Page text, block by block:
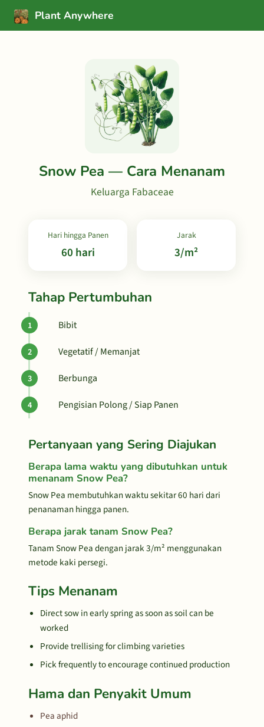
Plant Anywhere
Snow Pea — Cara Menanam
Keluarga Fabaceae
Hari hingga Panen
60 hari
Jarak
3/m²
Tahap Pertumbuhan
Bibit
Vegetatif / Memanjat
Berbunga
Pengisian Polong / Siap Panen
Pertanyaan yang Sering Diajukan
Berapa lama waktu yang dibutuhkan untuk
menanam Snow Pea?
Snow Pea membutuhkan waktu sekitar 60 hari dari
penanaman hingga panen.
Berapa jarak tanam Snow Pea?
Tanam Snow Pea dengan jarak 3/m² menggunakan
metode kaki persegi.
Tips Menanam
Direct sow in early spring as soon as soil can be
worked
Provide trellising for climbing varieties
Pick frequently to encourage continued production
Hama dan Penyakit Umum
Pea aphid